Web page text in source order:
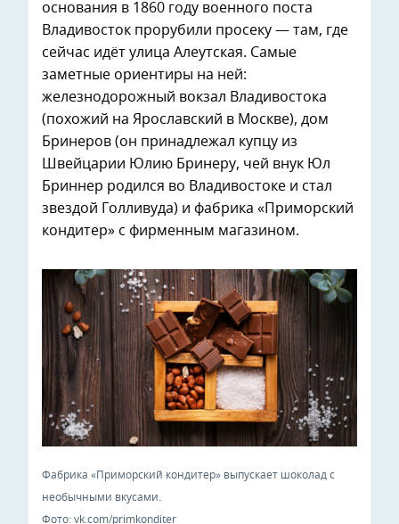
основания в 1860 году военного поста
Владивосток прорубили просеку — там, где
сейчас идёт улица Алеутская. Самые
заметные ориентиры на ней:
железнодорожный вокзал Владивостока
(похожий на Ярославский в Москве), дом
Бринеров (он принадлежал купцу из
Швейцарии Юлию Бринеру, чей внук Юл
Бриннер родился во Владивостоке и стал
звездой Голливуда) и фабрика «Приморский
кондитер» с фирменным магазином.
Фабрика «Приморский кондитер» выпускает шоколад с
необычными вкусами.
Фото: vk.com/primkonditer